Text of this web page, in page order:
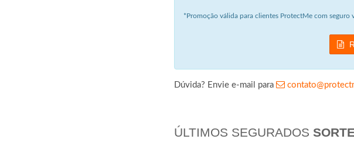
*Promoção válida para clientes ProtectMe com seguro
Dúvida? Envie e-mail para
ÚLTIMOS SEGURADOS